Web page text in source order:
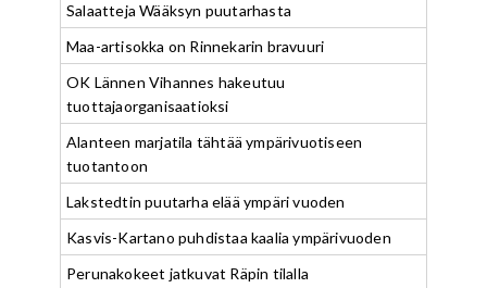
Salaatteja Wääksyn puutarhasta
Maa-artisokka on Rinnekarin bravuuri
OK Lännen Vihannes hakeutuu
tuottajaorganisaatioksi
Alanteen marjatila tähtää ympärivuotiseen
tuotantoon
Lakstedtin puutarha elää ympäri vuoden
Kasvis-Kartano puhdistaa kaalia ympärivuoden
Perunakokeet jatkuvat Räpin tilalla